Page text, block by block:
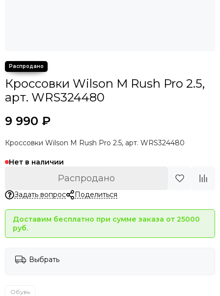
Кроссовки Wilson M Rush Pro 2.5,
арт. WRS324480
9 990 ₽
Кроссовки Wilson M Rush Pro 2.5, арт. WRS324480
Нет в наличии
Распродано
Задать вопрос Поделиться
Доставим бесплатно при сумме заказа от 25000
руб.
Выбрать
Обувь